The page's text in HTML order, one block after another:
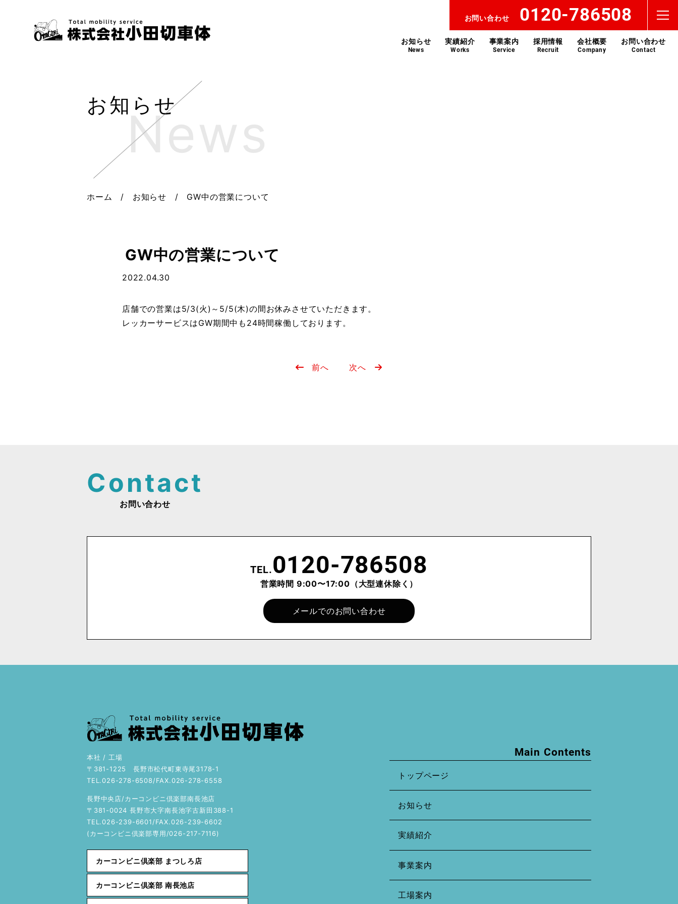
お問い合わせ 0120-786508
お知らせ
News
実績紹介
Works
事業案内
Service
採用情報
Recruit
会社概要
Company
お問い合わせ
Contact
お知らせ
ホーム / お知らせ / GW中の営業について
GW中の営業について
2022.04.30
店舗での営業は5/3(火)～5/5(木)の間お休みさせていただきます。
レッカーサービスはGW期間中も24時間稼働しております。
ー
シ
前へ 次へ
お問い合わせ
TEL.0120-786508
営業時間 9:00〜17:00 （大型連休除く）
メールでのお問い合わせ
本社 / 工場
〒381-1225 長野市松代町東寺尾3178-1
TEL.026-278-6508/FAX.026-278-6558
長野中央店/カーコンビニ倶楽部南長池店
〒381-0024 長野市大字南長池字古新田388-1
TEL.026-239-6601/FAX.026-239-6602
(カーコンビニ倶楽部専用/026-217-7116)
カーコンビニ倶楽部 まつしろ店
カーコンビニ倶楽部 南長池店
Main Contents
トップページ
お知らせ
実績紹介
事業案内
工場案内